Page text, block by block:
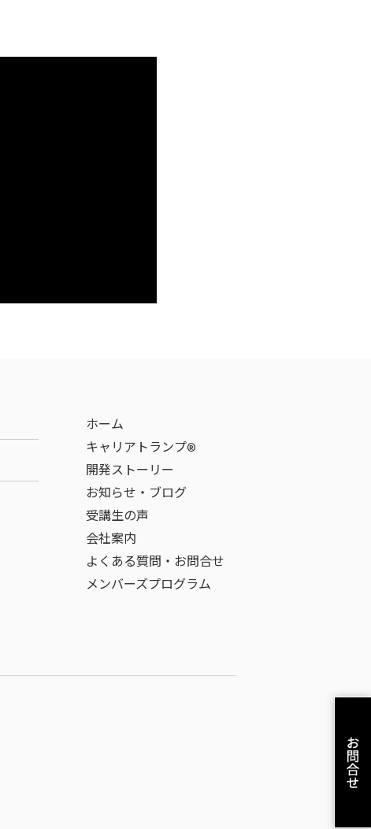
ホーム
キャリアトランプ®
開発ストーリー
お知らせ・ブログ
受講生の声
会社案内
よくある質問・お問合せ
メンバーズプログラム